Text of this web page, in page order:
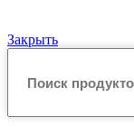
Закрыть